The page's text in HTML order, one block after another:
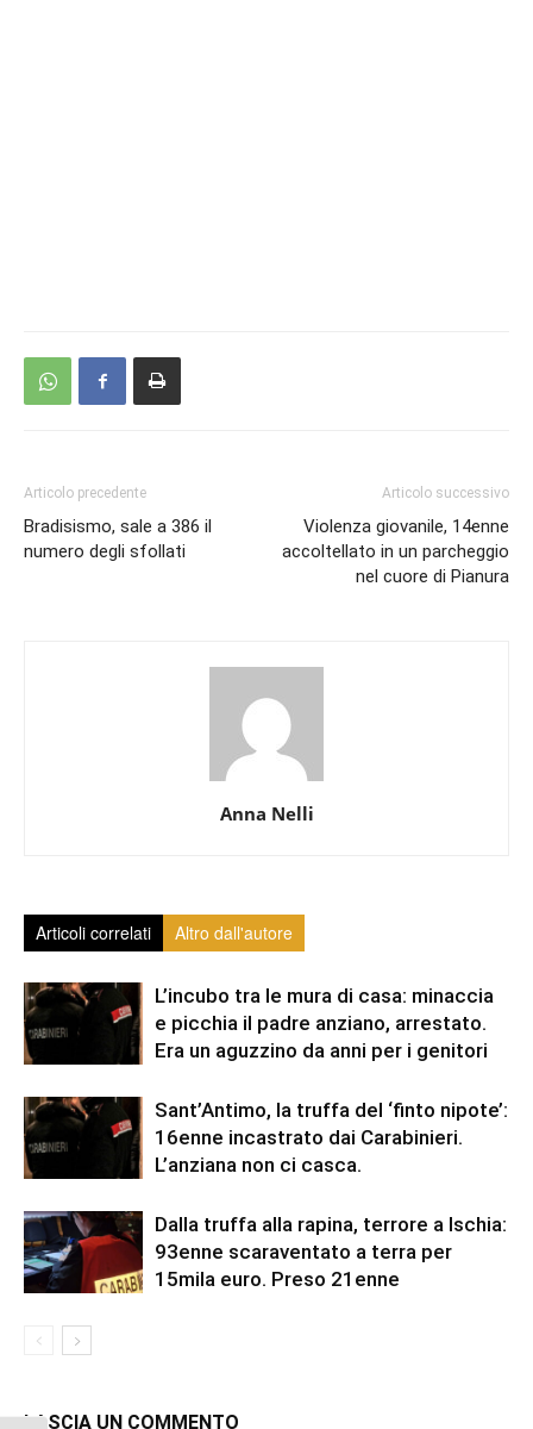
Articolo precedente
Bradisismo, sale a 386 il
numero degli sfollati
Articolo successivo
Violenza giovanile, 14enne
accoltellato in un parcheggio
nel cuore di Pianura
Anna Nelli
Articoli correlati Altro dall'autore
L’incubo tra le mura di casa: minaccia
e picchia il padre anziano, arrestato.
Era un aguzzino da anni per i genitori
Sant’Antimo, la truffa del ‘finto nipote’:
16enne incastrato dai Carabinieri.
L’anziana non ci casca.
Dalla truffa alla rapina, terrore a Ischia:
93enne scaraventato a terra per
15mila euro. Preso 21enne
LASCIA UN COMMENTO